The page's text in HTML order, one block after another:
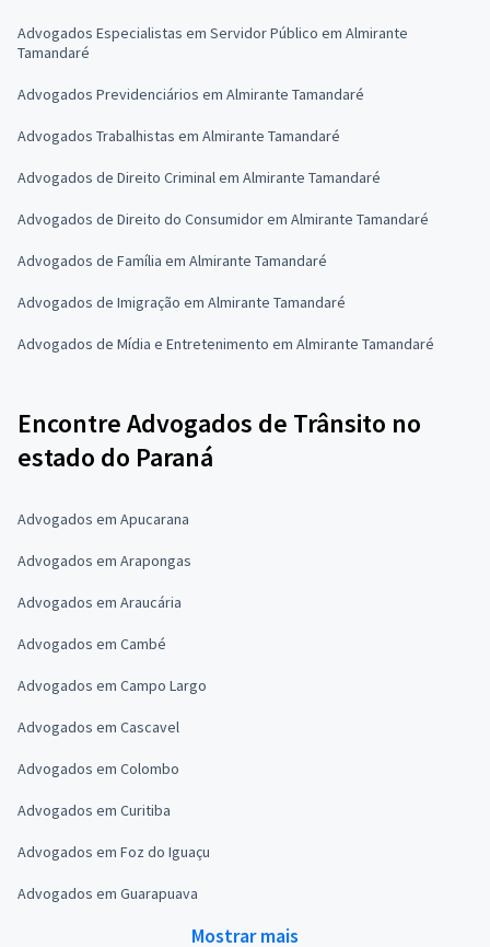
Advogados Especialistas em Servidor Público em Almirante
Tamandaré
Advogados Previdenciários em Almirante Tamandaré
Advogados Trabalhistas em Almirante Tamandaré
Advogados de Direito Criminal em Almirante Tamandaré
Advogados de Direito do Consumidor em Almirante Tamandaré
Advogados de Família em Almirante Tamandaré
Advogados de Imigração em Almirante Tamandaré
Advogados de Mídia e Entretenimento em Almirante Tamandaré
Encontre Advogados de Trânsito no
estado do Paraná
Advogados em Apucarana
Advogados em Arapongas
Advogados em Araucária
Advogados em Cambé
Advogados em Campo Largo
Advogados em Cascavel
Advogados em Colombo
Advogados em Curitiba
Advogados em Foz do Iguaçu
Advogados em Guarapuava
Mostrar mais